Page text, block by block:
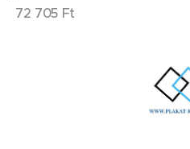
72 705 Ft